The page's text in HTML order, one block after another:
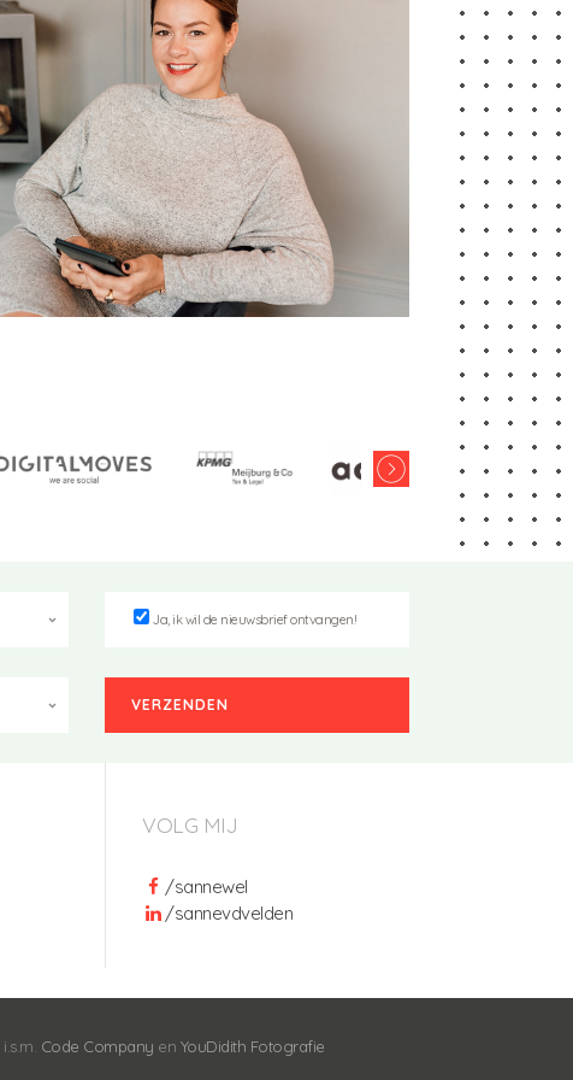
Ja, ik wil de nieuwsbrief ontvangen!
VOLG MIJ
/sannewel
/sannevdvelden
i.s.m. Code Company en YouDidith Fotografie